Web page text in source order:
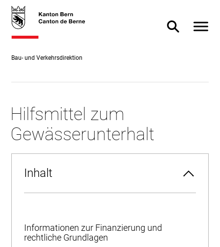
Direkt
zum
Inhalt
skiplink.toNavigation
skiplink.toStartPage
Direkt
Suche
Bau- und Verkehrsdirektion
Suche ein-
Hilfsmittel zum
Gewässerunterhalt
Inhalt
Informationen zur Finanzierung und
rechtliche Grundlagen